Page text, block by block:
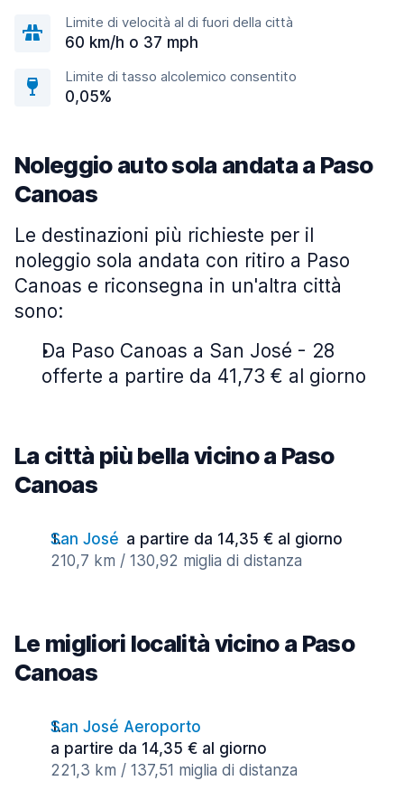
Limite di velocità al di fuori della città
60 km/h o 37 mph
Limite di tasso alcolemico consentito
0,05%
Noleggio auto sola andata a Paso
Canoas
Le destinazioni più richieste per il
noleggio sola andata con ritiro a Paso
Canoas e riconsegna in un'altra città
sono:
Da Paso Canoas a San José - 28
offerte a partire da 41,73 € al giorno
La città più bella vicino a Paso
Canoas
San José a partire da 14,35 € al giorno
210,7 km / 130,92 miglia di distanza
Le migliori località vicino a Paso
Canoas
San José Aeroporto
a partire da 14,35 € al giorno
221,3 km / 137,51 miglia di distanza